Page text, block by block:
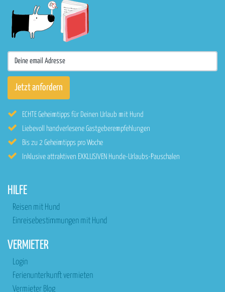
ECHTE Geheimtipps für Deinen Urlaub mit Hund
Liebevoll handverlesene Gastgeberempfehlungen
Bis zu 2 Geheimtipps pro Woche
Inklusive attraktiven EXKLUSIVEN Hunde-Urlaubs-Pauschalen
HILFE
Reisen mit Hund
Einreisebestimmungen mit Hund
VERMIETER
Login
Ferienunterkunft vermieten
Vermieter Blog